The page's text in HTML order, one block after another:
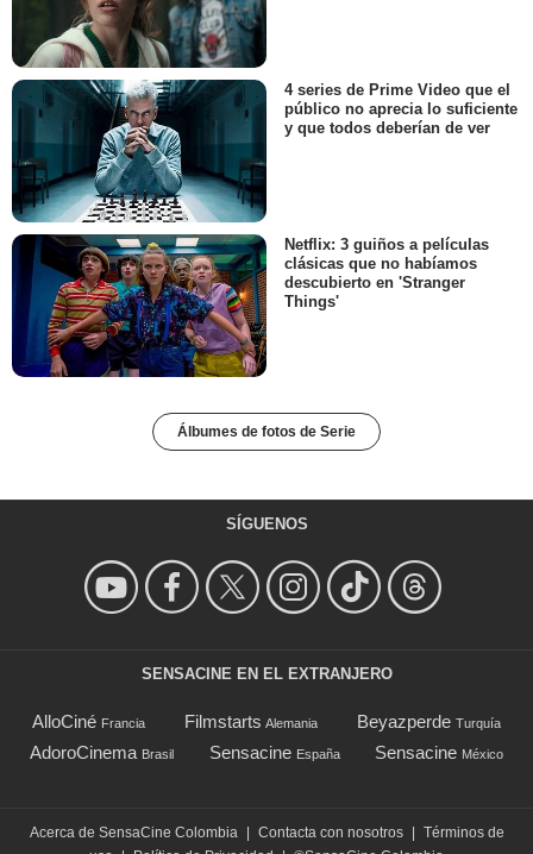
4 series de Prime Video que el
público no aprecia lo suficiente
y que todos deberían de ver
Netflix: 3 guiños a películas
clásicas que no habíamos
descubierto en 'Stranger
Things'
Álbumes de fotos de Serie
SÍGUENOS
SENSACINE EN EL EXTRANJERO
AlloCiné Francia Filmstarts Alemania Beyazperde Turquía
AdoroCinema Brasil Sensacine España Sensacine México
Acerca de SensaCine Colombia Contacta con nosotros
Términos de